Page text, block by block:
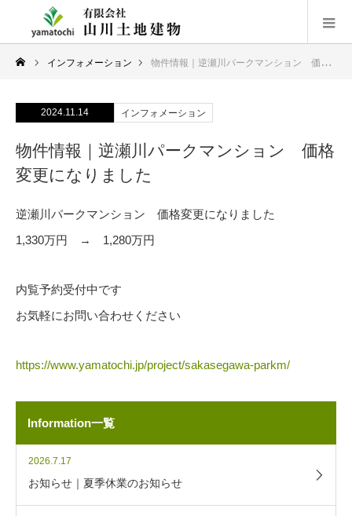
インフォメーション 物件情報｜逆瀬川パークマンション 価格変更になりました
2024.11.14 インフォメーション
物件情報｜逆瀬川パークマンション 価格
変更になりました
逆瀬川パークマンション 価格変更になりました
1,330万円 → 1,280万円
内覧予約受付中です
お気軽にお問い合わせください
https://www.yamatochi.jp/project/sakasegawa-parkm/
Information一覧
2026.7.17
お知らせ｜夏季休業のお知らせ